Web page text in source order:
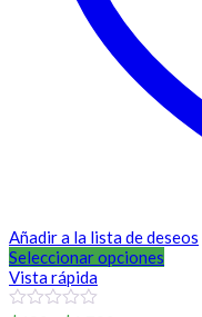
Añadir a la lista de deseos
Seleccionar opciones
Vista rápida